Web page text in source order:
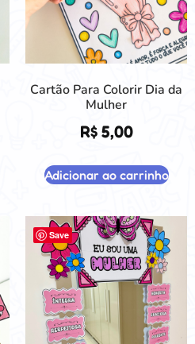
Cartão Para Colorir Dia da
Mulher
R$5,00
Adicionar ao carrinho
Save